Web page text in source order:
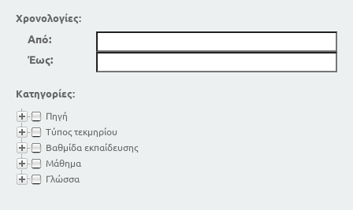
Χρονολογίες:
Από:
Έως:
Κατηγορίες:
Πηγή
Τύπος τεκμηρίου
Βαθμίδα εκπαίδευσης
Μάθημα
Γλώσσα